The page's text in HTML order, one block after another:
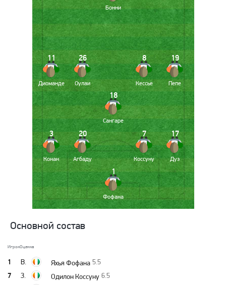
1
Фофана
7
Коссуну
20
Агбаду
3
Конан
17
Дуэ
18
Сангаре
8
Кессье
26
Оулаи
11
Диоманде
19
Пепе
Бонни
Основной состав
ИгрокОценка
1 В. Яхья Фофана 5.5
7 З. Одилон Коссуну 6.5